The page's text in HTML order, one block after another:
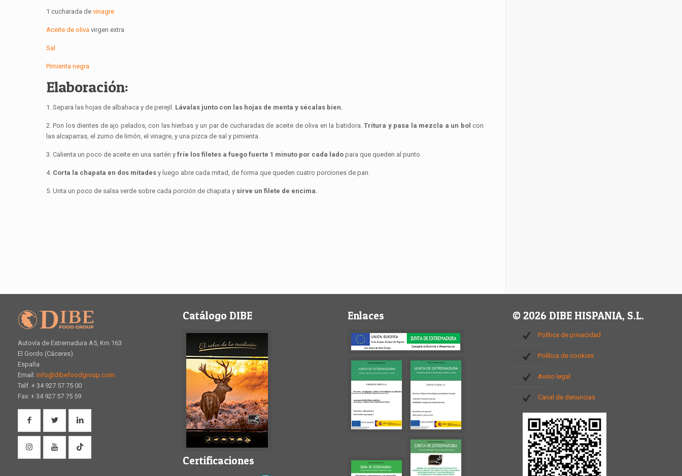
1 cucharada de vinagre
Aceite de oliva virgen extra
Sal
Pimienta negra
Elaboración:
1. Separa las hojas de albahaca y de perejil.Lávalas junto con las hojas de menta y sécalas bien.
2. Pon los dientes de ajo pelados, con las hierbas y un par de cucharadas de aceite de oliva en la batidora.Tritura y pasa la mezcla a un bolcon
las alcaparras, el zumo de limón, el vinagre, y una pizca de sal y pimienta.
3. Calienta un poco de aceite en una sartén y fríe los filetes a fuego fuerte 1 minuto por cada ladopara que queden al punto.
4. Corta la chapata en dos mitadesy luego abre cada mitad, de forma que queden cuatro porciones de pan.
5. Unta un poco de salsa verde sobre cada porción de chapata y sirve un filete de encima.
Autovía de Extremadura A5, Km 163
El Gordo (Cáceres)
España
Email: info@dibefoodgroup.com
Telf. + 34 927 57 75 00
Fax: + 34 927 57 75 59
Catálogo DIBE
Certificaciones
Enlaces © 2026 DIBE HISPANIA, S.L.
Política de privacidad
Política de cookies
Aviso legal
Canal de denuncias